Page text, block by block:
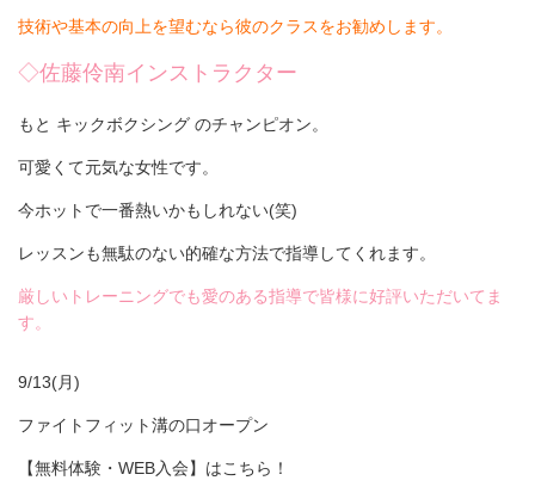
技術や基本の向上を望むなら彼のクラスをお勧めします。
◇佐藤伶南インストラクター
もと キックボクシング のチャンピオン。
可愛くて元気な女性です。
今ホットで一番熱いかもしれない(笑)
レッスンも無駄のない的確な方法で指導してくれます。
厳しいトレーニングでも愛のある指導で皆様に好評いただいてま
す。
9/13(月)
ファイトフィット溝の口オープン
【無料体験・WEB入会】はこちら！